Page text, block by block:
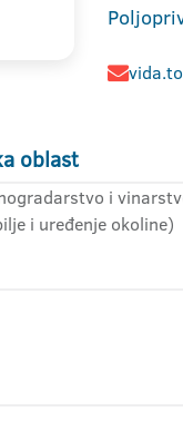
oblast
i
i uređenje okoline)